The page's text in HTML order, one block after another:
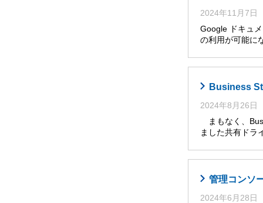
2024年11月7日
Google ドキュ
の利用が可能に
Business
2024年8月26日
まもなく、
ました共有ドラ
管理コンソ
2024年6月28日